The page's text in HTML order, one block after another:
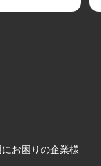
お困りの企業様